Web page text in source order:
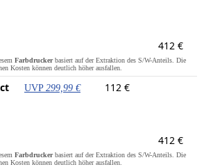
412 €
Farbdruckerbasiert auf der Extraktion des S/W-Anteils. Die
Kosten können deutlich höher ausfallen.
UVP 299,99 € 112 €
412 €
Farbdruckerbasiert auf der Extraktion des S/W-Anteils. Die
Kosten können deutlich höher ausfallen.